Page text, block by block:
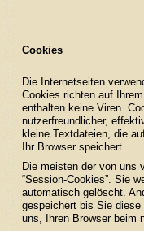
Cookies
Die Internetseiten
Cookies richten auf
enthalten keine Viren.
nutzerfreundlicher,
kleine Textdateien, die
Ihr Browser speichert.
Die meisten der von uns
“Session-Cookies”. Sie
automatisch gelöscht.
gespeichert bis Sie
uns, Ihren Browser beim